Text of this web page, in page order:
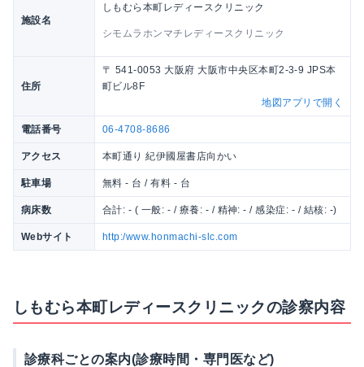
施設名
しもむら本町レディースクリニック
シモムラホンマチレディースクリニック
住所
〒 541-0053 大阪府 大阪市中央区本町2-3-9 JPS本
町ビル8F
地図アプリで開く
電話番号 06-4708-8686
アクセス 本町通り 紀伊國屋書店向かい
駐車場 無料 - 台 / 有料 - 台
病床数 合計: - ( 一般: - / 療養: - / 精神: - / 感染症: - / 結核: -)
Webサイト http:/www.honmachi-slc.com
しもむら本町レディースクリニックの診察内容
診療科ごとの案内(診療時間・専門医など)